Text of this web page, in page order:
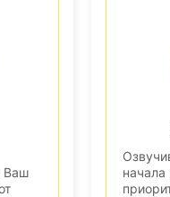
Ваш
начала